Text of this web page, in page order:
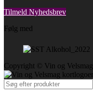
Tilmeld Nyhedsbrev
Følg med
Copyright © Vin og Velsmag